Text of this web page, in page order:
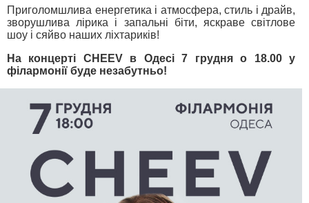
Приголомшлива енергетика і атмосфера, стиль і драйв,
зворушлива лірика і запальні біти, яскраве світлове
шоу і сяйво наших ліхтариків!
На концерті CHEEV в Одесі 7 грудня о 18.00 у
філармонії буде незабутньо!